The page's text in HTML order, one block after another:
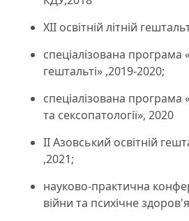
ХІІ освітній літній
спеціалізована програма
гештальті» ,2019-2020;
спеціалізована програма
та сексопатології», 2020
II Азовський освітній
,2021;
науково-практична
війни та психічне